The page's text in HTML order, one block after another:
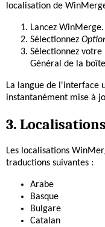
localisation de
Lancez WinMerge.
Sélectionnez
Sélectionnez
Général de la
La langue de l'interface
instantanément mise à
3.
Les localisations
traductions suivantes :
Arabe
Basque
Bulgare
Catalan